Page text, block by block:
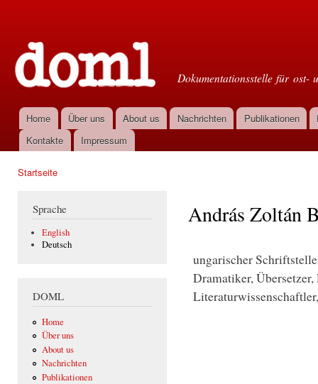
Dokumentationsstelle für ost-
Hauptmenü
Home Über uns About us Nachrichten Publikationen
Kontakte
Impressum
Startseite
Sprache
English
Deutsch
DOML
Home
Über uns
About us
Nachrichten
Publikationen
András Zoltán
ungarischer
Dramatiker,